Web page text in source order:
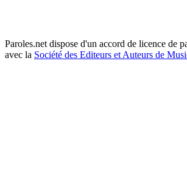
Paroles.net dispose d'un accord de licence de
avec la Société des Editeurs et Auteurs de